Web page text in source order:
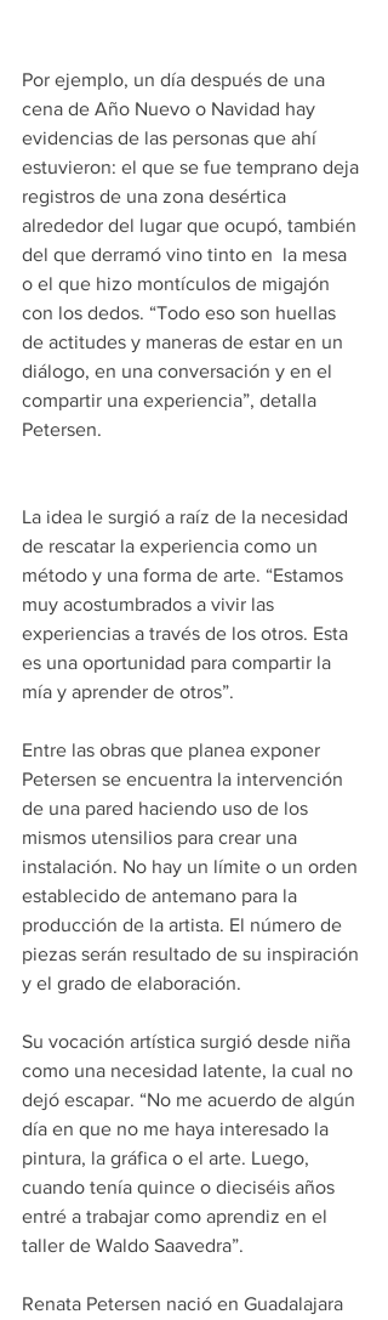
Por ejemplo, un día después de una
cena de Año Nuevo o Navidad hay
evidencias de las personas que ahí
estuvieron: el que se fue temprano deja
registros de una zona desértica
alrededor del lugar que ocupó, también
del que derramó vino tinto en  la mesa
o el que hizo montículos de migajón
con los dedos. “Todo eso son huellas
de actitudes y maneras de estar en un
diálogo, en una conversación y en el
compartir una experiencia”, detalla
Petersen.
La idea le surgió a raíz de la necesidad
de rescatar la experiencia como un
método y una forma de arte. “Estamos
muy acostumbrados a vivir las
experiencias a través de los otros. Esta
es una oportunidad para compartir la
mía y aprender de otros”.
Entre las obras que planea exponer
Petersen se encuentra la intervención
de una pared haciendo uso de los
mismos utensilios para crear una
instalación. No hay un límite o un orden
establecido de antemano para la
producción de la artista. El número de
piezas serán resultado de su inspiración
y el grado de elaboración.
Su vocación artística surgió desde niña
como una necesidad latente, la cual no
dejó escapar. “No me acuerdo de algún
día en que no me haya interesado la
pintura, la gráfica o el arte. Luego,
cuando tenía quince o dieciséis años
entré a trabajar como aprendiz en el
taller de Waldo Saavedra”.
Renata Petersen nació en Guadalajara